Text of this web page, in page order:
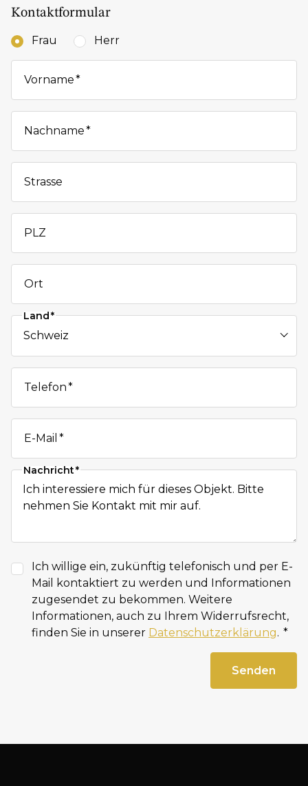
Kontaktformular
Frau Herr
Vorname
Nachname
Strasse
PLZ
Ort
Land
Telefon
E-Mail
Nachricht
Ich willige ein, zukünftig telefonisch und per E-
Mail kontaktiert zu werden und Informationen
zugesendet zu bekommen. Weitere
Informationen, auch zu Ihrem Widerrufsrecht,
finden Sie in unserer Datenschutzerklärung.
Senden